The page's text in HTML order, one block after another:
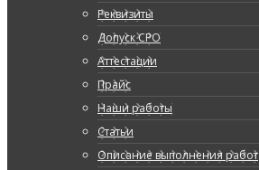
Реквизиты
Допуск СРО
Аттестации
Прайс
Наши работы
Статьи
Описание выполнения работ